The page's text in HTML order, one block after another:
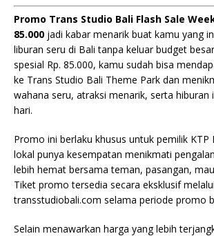
Promo Trans Studio Bali Flash Sale
85.000 jadi kabar menarik buat kamu yang
liburan seru di Bali tanpa keluar budget
spesial Rp. 85.000, kamu sudah bisa
ke Trans Studio Bali Theme Park dan
wahana seru, atraksi menarik, serta hiburan
hari.
Promo ini berlaku khusus untuk pemilik KTP
lokal punya kesempatan menikmati
lebih hemat bersama teman, pasangan,
Tiket promo tersedia secara eksklusif
transstudiobali.com selama periode promo
Selain menawarkan harga yang lebih